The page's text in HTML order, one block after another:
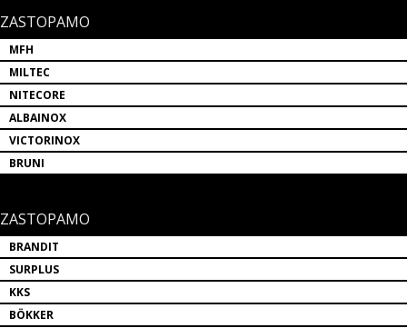
ZASTOPAMO
MFH
MILTEC
NITECORE
ALBAINOX
VICTORINOX
BRUNI
ZASTOPAMO
BRANDIT
SURPLUS
KKS
BÖKKER